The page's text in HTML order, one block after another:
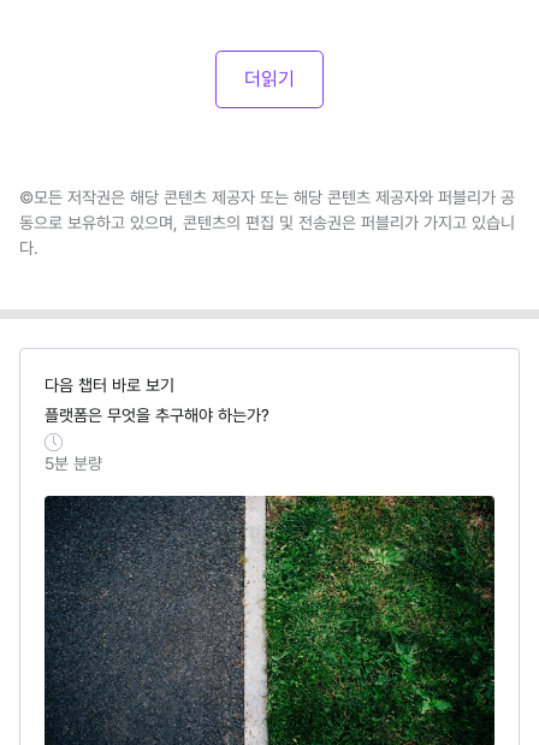
더읽기
©모든 저작권은 해당 콘텐츠 제공자 또는 해당 콘텐츠 제공자와 퍼블리가 공
동으로 보유하고 있으며, 콘텐츠의 편집 및 전송권은 퍼블리가 가지고 있습니
다.
다음 챕터 바로 보기
플랫폼은 무엇을 추구해야 하는가?
5분 분량